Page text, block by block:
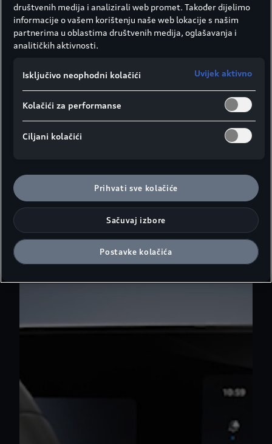
društvenih medija i analizirali web promet. Također dijelimo
informacije o vašem korištenju naše web lokacije s našim
partnerima u oblastima društvenih medija, oglašavanja i
analitičkih aktivnosti.
Isključivo neophodni kolačići Uvijek aktivno
Kolačići za performanse
Ciljani kolačići
Prihvati sve kolačiće
Sačuvaj izbore
Postavke kolačića